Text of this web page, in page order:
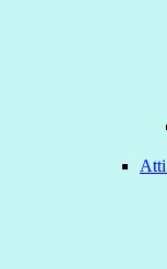
Atti